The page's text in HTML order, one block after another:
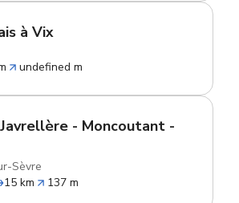
à Vix
undefined m
- Moncoutant -
Sèvre
15 km 137 m